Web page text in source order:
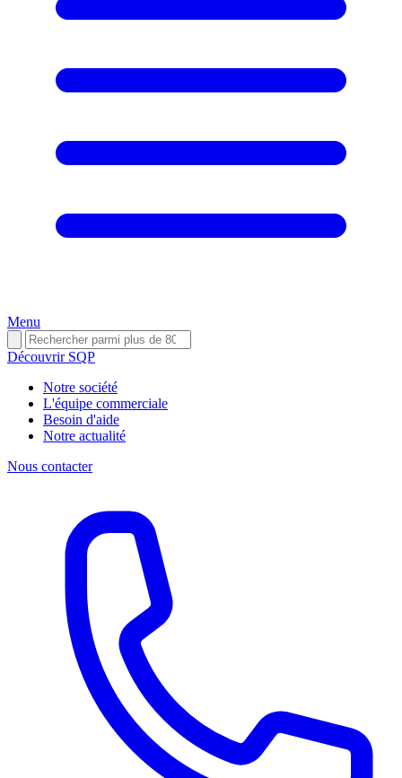
Menu
Découvrir SQP
Notre société
L'équipe commerciale
Besoin d'aide
Notre actualité
Nous contacter